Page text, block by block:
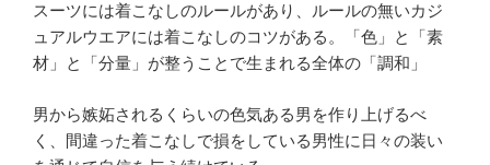
スーツには着こなしのルールがあり、ルールの無いカジ
ュアルウエアには着こなしのコツがある。「色」と「素
材」と「分量」が整うことで生まれる全体の「調和」
男から嫉妬されるくらいの色気ある男を作り上げるべ
く、間違った着こなしで損をしている男性に日々の装い